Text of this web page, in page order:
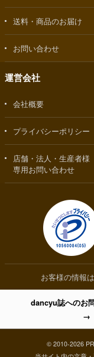
送料・商品のお届け
お問い合わせ
運営会社
会社概要
プライバシーポリシー
店舗・法人・生産者様
専用お問い合わせ
お客様の情報
dancyu誌へのお
→
© 2010-2026